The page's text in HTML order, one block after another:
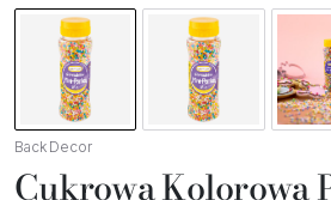
Back Decor
Cukrowa Kolorowa